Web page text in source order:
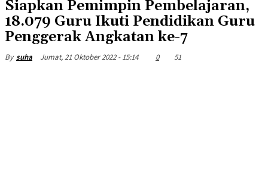
Siapkan Pemimpin Pembelajaran,
18.079 Guru Ikuti Pendidikan Guru
Penggerak Angkatan ke-7
By suha Jumat, 21 Oktober 2022 - 15:14 0 51